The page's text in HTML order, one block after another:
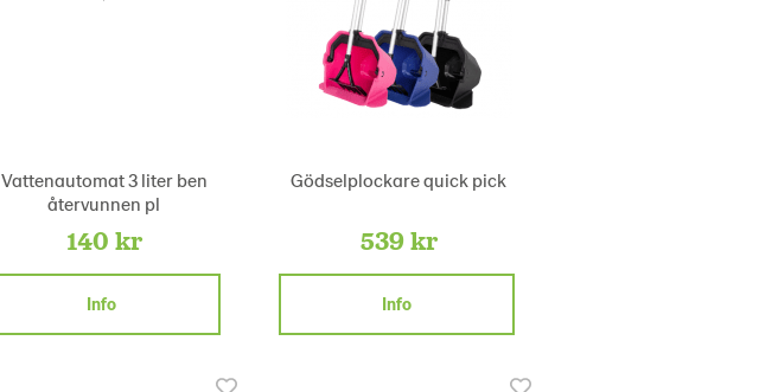
Vattenautomat 3 liter ben
återvunnen pl
140 kr
Info
Gödselplockare quick pick
539 kr
Info